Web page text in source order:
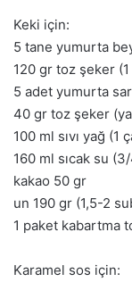
Keki için:
5 tane yumurta
120 gr toz şeker (1
5 adet yumurta
40 gr toz şeker
100 ml sıvı yağ (1
160 ml sıcak su
kakao 50 gr
un 190 gr (1,5-2
1 paket kabartma
Karamel sos için: